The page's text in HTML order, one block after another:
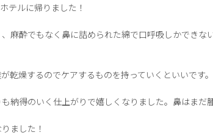
テルに帰りました！
麻酔でもなく鼻に詰められた綿で口呼吸しかでき
乾燥するのでケアするものを持っていくといいです。
納得のいく仕上がりで嬉しくなりました。鼻はまだ
ました！